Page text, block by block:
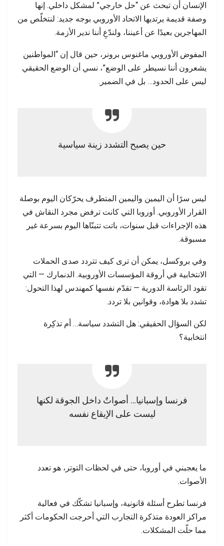
الإنسان أن تبحث عن “حل خارجي” لمشكل داخلي. إنها
وصفة قديمة يرتديها الاتحاد الأوروبي بوجه جديد: لنتخلّص من
المهاجرين بعيدًا عن أعيننا، ولندّعِ أننا ندير الأزمة.
المفوض الأوروبي ماغنوس برونر، حين قال إن “المواطنين
يشعرون أننا نسيطر على الوضع”، نسي أن الوضع الحقيقي
ليس على الحدود… بل في الضمير.
حين يصبح التشدد زينة سياسية
ليس سرًا أن اليمين واليمين المتطرف يحرّكان اليوم بوصلة
القرار الأوروبي. أوروبا التي كانت ترفض مجرد النقاش في
هذه الإجراءات قبل سنوات، باتت تتبنّاها اليوم بسرعة غير
مسبوقة.
وفي بروكسل، يمكن أن ترى كيف تتردد صدى الحملات
الانتخابية في أروقة المؤسسات الأوروبية. الدنمارك — التي
تقود الرئاسة الدورية — تقدّم نفسها كمهندس لهذا التحول:
تشدد بلا هوادة، وقوانين بلا تردد.
لكن السؤال الحقيقي: هل التشدد سياسة… أم تذكِرة
انتخابية؟
فرنسا وإسبانيا… أصواتٌ داخل الجوقة لكنها
ليست على الإيقاع نفسه
ما يعجبني في أوروبا، حتى في لحظات التوتر، هو تعدد
الأصوات.
فرنسا تطرح أسئلة قانونية، وإسبانيا تشكّك في فعالية
مراكز العودة متذكرة التجارب التي أحرجت الحكومات أكثر
مما حلّت المشكلات.